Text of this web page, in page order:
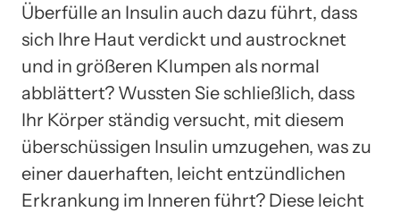
Überfülle an Insulin auch dazu führt, dass
sich Ihre Haut verdickt und austrocknet
und in größeren Klumpen als normal
abblättert? Wussten Sie schließlich, dass
Ihr Körper ständig versucht, mit diesem
überschüssigen Insulin umzugehen, was zu
einer dauerhaften, leicht entzündlichen
Erkrankung im Inneren führt? Diese leicht